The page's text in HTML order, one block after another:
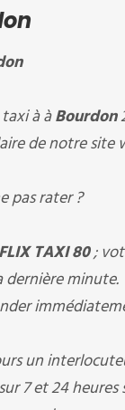
à àBourdon
de notre site
pas rater ?
FLIX TAXI 80;
dernière minute.
un
7 et 24 heures